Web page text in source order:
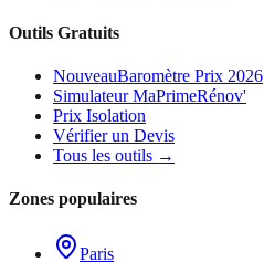
Outils Gratuits
NouveauBaromètre Prix 2026
Simulateur MaPrimeRénov'
Prix Isolation
Vérifier un Devis
Tous les outils →
Zones populaires
Paris